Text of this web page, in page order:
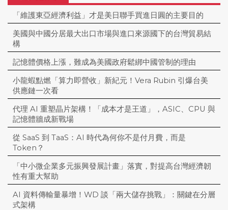
「維護東亞經濟利益」才是美日聯手買進日圓的主要目的
美國與中國分居最大出口市場與進口來源國下的台灣貿易結
構
記憶體價格上漲，難成為美國政府鬆綁中國管制的理由
小龍蝦點燃「算力即營收」新紀元！Vera Rubin 引爆台美
供應鏈一次看
代理 AI 重塑晶片架構！「成本才是王道」，ASIC、CPU 與
記憶體牆成新戰場
從 SaaS 到 TaaS：AI 時代為何你不是付月費，而是
Token？
「中小微企業多元振興發展計畫」落實，對提高台灣經濟韌
性有重大幫助
AI 資料傳輸量暴增！WD 談「兩大儲存挑戰」：關鍵在分層
式架構